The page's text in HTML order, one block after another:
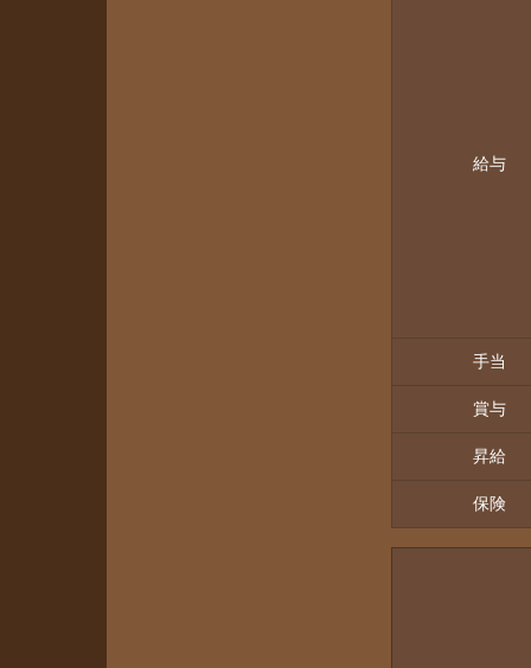
給与
手当
賞与
昇給
保険